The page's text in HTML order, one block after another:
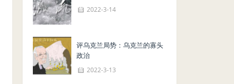
2022-3-14
评乌克兰局势：乌克兰的寡头
政治
2022-3-13